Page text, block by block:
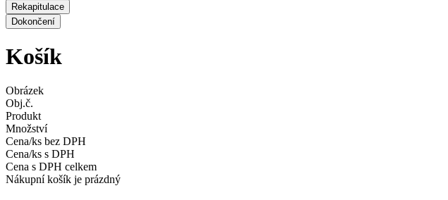
Rekapitulace
Dokončení
Košík
Obrázek
Obj.č.
Produkt
Množství
Cena/ks bez DPH
Cena/ks s DPH
Cena s DPH celkem
Nákupní košík je prázdný